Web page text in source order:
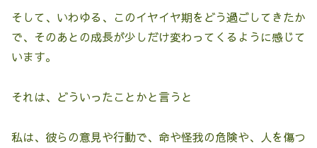
そして、いわゆる、このイヤイヤ期をどう過ごしてきたか
で、そのあとの成長が少しだけ変わってくるように感じて
います。
それは、どういったことかと言うと
私は、彼らの意見や行動で、命や怪我の危険や、人を傷つ